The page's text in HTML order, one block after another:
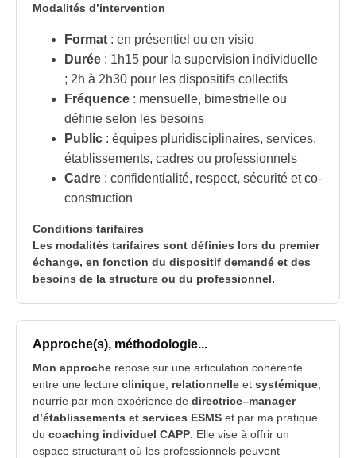
Modalités d’intervention
Format : en présentiel ou en visio
Durée : 1h15 pour la supervision individuelle
; 2h à 2h30 pour les dispositifs collectifs
Fréquence : mensuelle, bimestrielle ou
définie selon les besoins
Public : équipes pluridisciplinaires, services,
établissements, cadres ou professionnels
Cadre : confidentialité, respect, sécurité et co-
construction
Conditions tarifaires
Les modalités tarifaires sont définies lors du premier
échange, en fonction du dispositif demandé et des
besoins de la structure ou du professionnel.
Approche(s), méthodologie...
Mon approche repose sur une articulation cohérente
entre une lecture clinique relationnelle et systémique
nourrie par mon expérience de directrice–manager
d’établissements et services ESMS et par ma pratique
du coaching individuel CAPP . Elle vise à offrir un
espace structurant où les professionnels peuvent